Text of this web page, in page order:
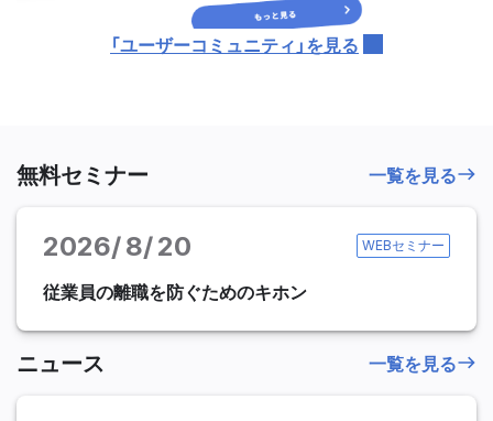
無料セミナー
2026 8 20 WEBセミナー
従業員の離職を防ぐためのキホン
一覧を見る
ニュース 一覧を見る
「ユーザーコミュニティ」を見る